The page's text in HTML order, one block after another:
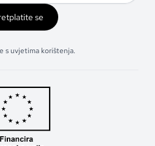
se
s uvjetima korištenja.